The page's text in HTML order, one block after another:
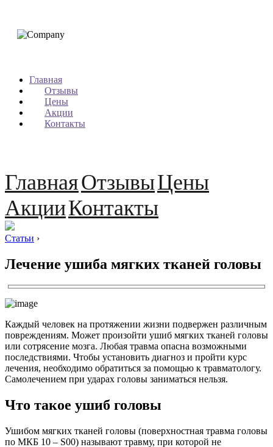
Главная
Отзывы
Цены
Акции
Контакты
ГлавнаяОтзывыЦены
АкцииКонтакты
Статьи ›
Лечение ушиба мягких тканей головы
Каждый человек на протяжении жизни подвержен различным
повреждениям. Может произойти ушиб мягких тканей головы
или сотрясение мозга. Любая травма опасна возможными
последствиями. Чтобы установить диагноз и пройти курс
лечения, необходимо обратиться за помощью к травматологу.
Самолечением при ударах головы заниматься нельзя.
Что такое ушиб головы
Ушибом мягких тканей головы (поверхностная травма головы
по МКБ 10 – S00) называют травму, при которой не